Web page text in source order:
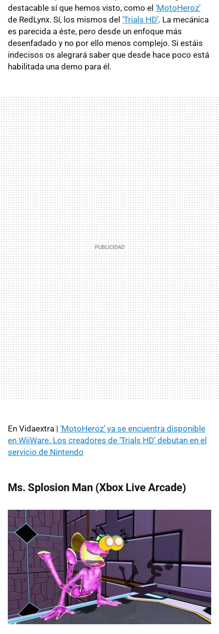
destacable sí que hemos visto, como el ‘MotoHeroz’
de RedLynx. Sí, los mismos del ‘Trials HD’. La mecánica
es parecida a éste, pero desde un enfoque más
desenfadado y no por ello menos complejo. Si estáis
indecisos os alegrará saber que desde hace poco está
habilitada una demo para él.
En Vidaextra | ‘MotoHeroz’ ya se encuentra disponible
en WiiWare. Los creadores de ‘Trials HD’ debutan en el
servicio de Nintendo
Ms. Splosion Man (Xbox Live Arcade)